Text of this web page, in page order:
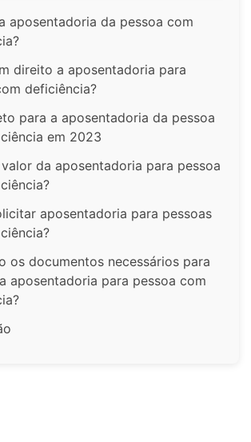
aposentadoria da pessoa com
direito a aposentadoria para
deficiência?
para a aposentadoria da pessoa
em 2023
da aposentadoria para pessoa
aposentadoria para pessoas
os documentos necessários para
aposentadoria para pessoa com